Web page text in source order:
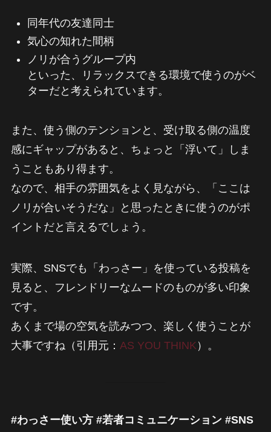
同年代の友達同士
気心の知れた間柄
ノリが合うグループ内
といった、リラックスできる環境で使うのがベ
ターだと考えられています。
また、使う側のテンションと、受け取る側の温度
感にギャップがあると、ちょっと「浮いて」しま
うこともあり得ます。
なので、相手の雰囲気をよく見ながら、「ここは
ノリが合いそうだな」と思ったときに使うのがポ
イントだと言えるでしょう。
実際、SNSでも「わっさー」を使っている投稿を
見ると、フレンドリーなムードのものが多い印象
です。
あくまで場の空気を読みつつ、楽しく使うことが
大事ですね（引用元： AS YOU THINK）。
#わっさー使い方 #若者コミュニケーション #SNS